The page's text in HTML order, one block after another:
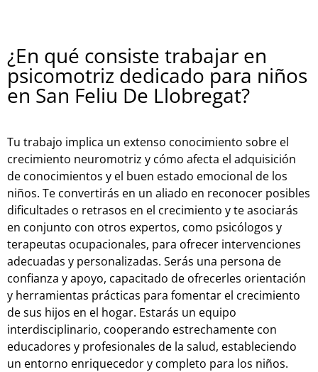
¿En qué consiste trabajar en
psicomotriz dedicado para niños
en San Feliu De Llobregat?
Tu trabajo implica un extenso conocimiento sobre el
crecimiento neuromotriz y cómo afecta el adquisición
de conocimientos y el buen estado emocional de los
niños. Te convertirás en un aliado en reconocer posibles
dificultades o retrasos en el crecimiento y te asociarás
en conjunto con otros expertos, como psicólogos y
terapeutas ocupacionales, para ofrecer intervenciones
adecuadas y personalizadas. Serás una persona de
confianza y apoyo, capacitado de ofrecerles orientación
y herramientas prácticas para fomentar el crecimiento
de sus hijos en el hogar. Estarás un equipo
interdisciplinario, cooperando estrechamente con
educadores y profesionales de la salud, estableciendo
un entorno enriquecedor y completo para los niños.